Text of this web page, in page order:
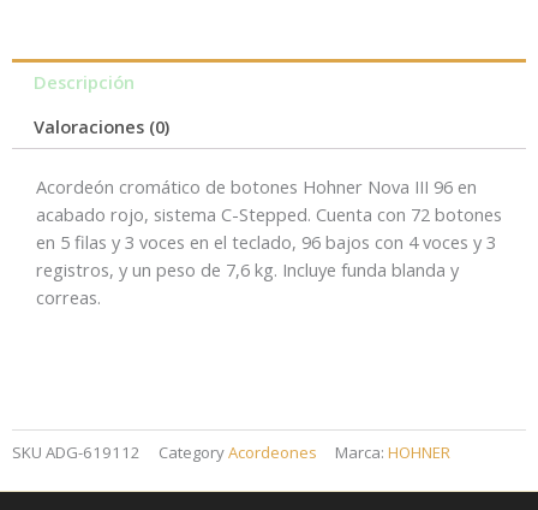
C-
cantidad
Descripción
Valoraciones (0)
Acordeón cromático de botones Hohner Nova III 96 en
acabado rojo, sistema C-Stepped. Cuenta con 72 botones
en 5 filas y 3 voces en el teclado, 96 bajos con 4 voces y 3
registros, y un peso de 7,6 kg. Incluye funda blanda y
correas.
SKU ADG-619112 CategoryAcordeones Marca: HOHNER